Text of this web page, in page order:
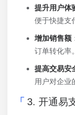
提升用户体
便于快捷支
增加销售额
订单转化率。
提高交易安
用户对企业
3. 开通易